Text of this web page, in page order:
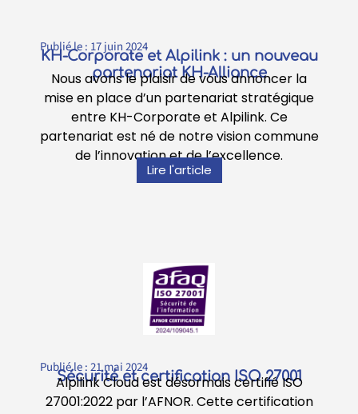
Publié le : 17 juin 2024
KH-Corporate et Alpilink : un nouveau
partenariat KH-Alliance
Nous avons le plaisir de vous annoncer la
mise en place d’un partenariat stratégique
entre KH-Corporate et Alpilink. Ce
partenariat est né de notre vision commune
de l’innovation et de l’excellence.
Lire l'article
Publié le :21 mai 2024
Sécurité et certification ISO 27001
Alpilink Cloud est désormais certifié ISO
27001:2022 par l’AFNOR. Cette certification